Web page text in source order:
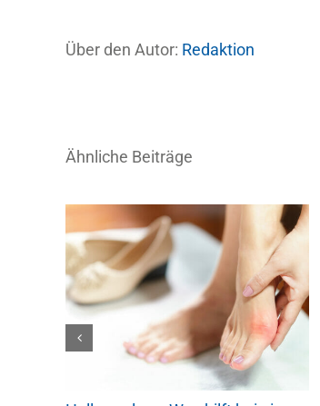
Über den Autor: Redaktion
Ähnliche Beiträge